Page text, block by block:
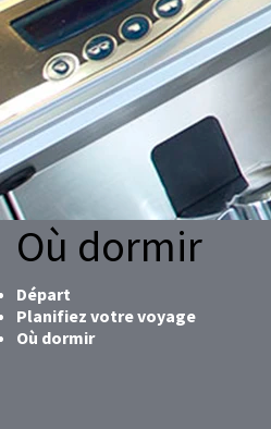
Où dormir
Départ
Planifiez votre voyage
Où dormir